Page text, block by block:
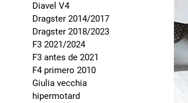
Diavel V4
Dragster 2014/2017
Dragster 2018/2023
F3 2021/2024
F3 antes de 2021
F4 primero 2010
Giulia vecchia
hipermotard